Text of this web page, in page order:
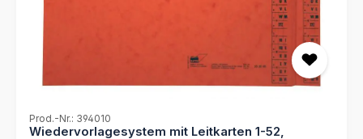
Prod.-Nr.: 394010
Wiedervorlagesystem mit Leitkarten 1-52,